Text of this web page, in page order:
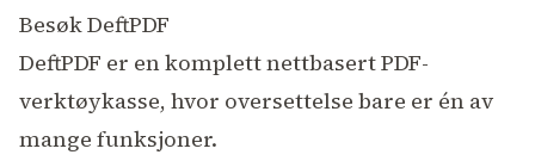
Besøk DeftPDF
DeftPDF er en komplett nettbasert PDF-
verktøykasse, hvor oversettelse bare er én av
mange funksjoner.